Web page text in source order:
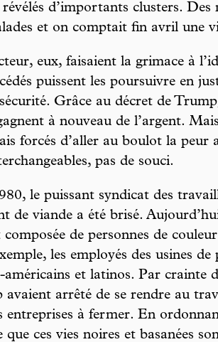
révélés d’importants clusters. Des
et on comptait fin avril une
eux, faisaient la grimace à
puissent les poursuivre en
Grâce au décret de
à nouveau de l’argent. Mais
forcés d’aller au boulot la peur
pas de souci.
le puissant syndicat des
de viande a été brisé.
de personnes de
les employés des usines de
et latinos. Par crainte
avaient arrêté de se rendre au
entreprises à fermer. En
ces vies noires et basanées